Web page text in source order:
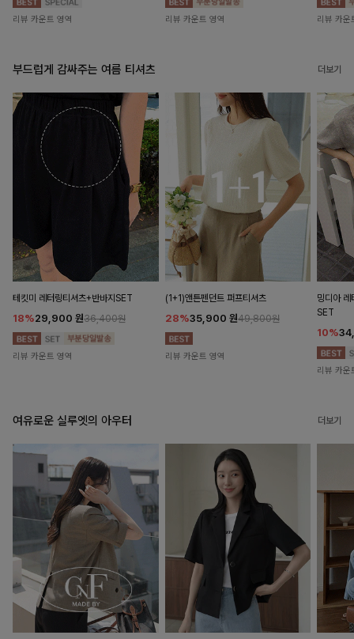
리뷰 카운트 영역 리뷰 카운트 영역 리뷰 카운
부드럽게 감싸주는 여름 티셔츠 더보기
테킷미 레터링티셔츠+반바지SET
18%29,900 원36,400원
리뷰 카운트 영역
(1+1)앤튼펜던트 퍼프티셔츠
28%35,900 원49,800원
리뷰 카운트 영역
밍디아 레
SET
10%
리뷰 카운
여유로운 실루엣의 아우터 더보기